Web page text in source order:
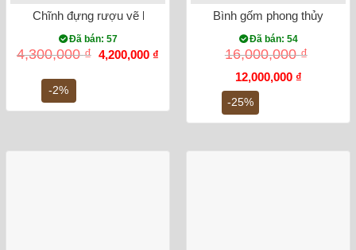
-2%
Chĩnh đựng rượu vẽ bách hạc
Đã bán: 57
4,300,000₫ Giá
gốc
4,200,000 ₫
-25%
Bình gốm phong thủy tỏi
Đã bán: 54
16,000,000₫
Giá
gốc
là:
16,000,000 ₫.
12,000,000 ₫Giá